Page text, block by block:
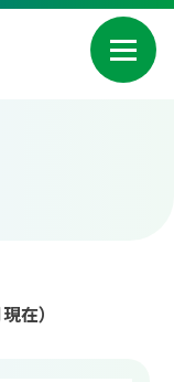
在）